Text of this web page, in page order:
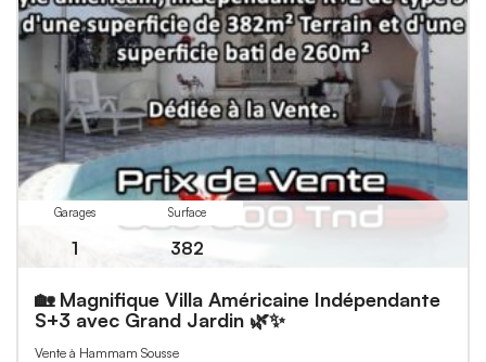
Garages
1
Surface
382
🏡 Magnifique Villa Américaine Indépendante
S+3 avec Grand Jardin 🌿✨
Vente à Hammam Sousse